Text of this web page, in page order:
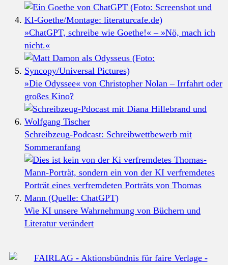
»ChatGPT, schreibe wie Goethe!« – »Nö, mach ich
nicht.«
»Die Odyssee« von Christopher Nolan – Irrfahrt oder
großes Kino?
Schreibzeug-Podcast: Schreibwettbewerb mit
Sommeranfang
Wie KI unsere Wahrnehmung von Büchern und
Literatur verändert